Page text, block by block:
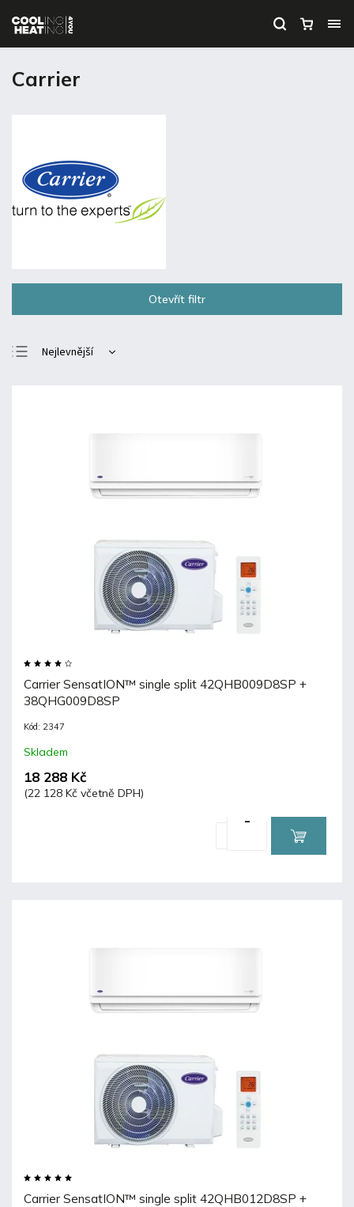
Carrier
Otevřít filtr
Nejlevnější
Carrier SensatION™ single split 42QHB009D8SP +
38QHG009D8SP
Skladem
Kód: 2347
18 288 Kč
(22 128 Kč včetně DPH)
Carrier SensatION™ single split 42QHB012D8SP +